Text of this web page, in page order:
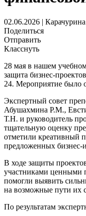
02.06.2026 |
Поделиться
Отправить
Класснуть
28 мая в нашем
защита бизнес-
24. Мероприятие было
Экспертный совет
Абушахмина Р.М.,
Т.Н. и руководитель
тщательную оценку
отметили креативный
предложенных бизнес-
В ходе защиты
участниками ценными
помогли выявить
на возможные пути их
По результатам